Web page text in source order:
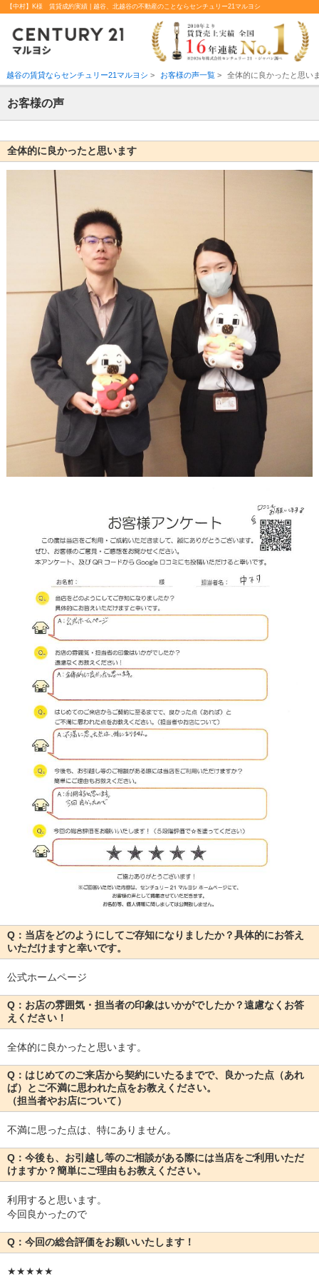
【中村】K様 賃貸成約実績 | 越谷、北越谷の不動産のことならセンチュリー21マルヨシ
越谷の賃貸ならセンチュリー21マルヨシ > お客様の声一覧> 全体的に良かったと思い
お客様の声
全体的に良かったと思います
Q：当店をどのようにしてご存知になりましたか？具体的にお答え
いただけますと幸いです。
公式ホームページ
Q：お店の雰囲気・担当者の印象はいかがでしたか？遠慮なくお答
えください！
全体的に良かったと思います。
Q：はじめてのご来店から契約にいたるまでで、良かった点（あれ
ば）とご不満に思われた点をお教えください。
（担当者やお店について）
不満に思った点は、特にありません。
Q：今後も、お引越し等のご相談がある際には当店をご利用いただ
けますか？簡単にご理由もお教えください。
利用すると思います。
今回良かったので
Q：今回の総合評価をお願いいたします！
★★★★★